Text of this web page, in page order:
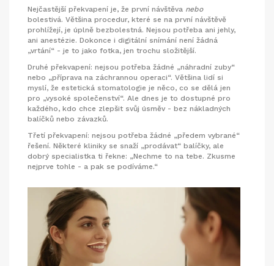
Nejčastější překvapení je, že první návštěva nebo
bolestivá. Většina procedur, které se na první návštěvě
prohlížejí, je úplně bezbolestná. Nejsou potřeba ani jehly,
ani anestézie. Dokonce i digitální snímání není žádná
„vrtání“ - je to jako fotka, jen trochu složitější.
Druhé překvapení: nejsou potřeba žádné „náhradní zuby“
nebo „příprava na záchrannou operaci“. Většina lidí si
myslí, že estetická stomatologie je něco, co se dělá jen
pro „vysoké společenství“. Ale dnes je to dostupné pro
každého, kdo chce zlepšit svůj úsměv - bez nákladných
balíčků nebo závazků.
Třetí překvapení: nejsou potřeba žádné „předem vybrané“
řešení. Některé kliniky se snaží „prodávat“ balíčky, ale
dobrý specialistka ti řekne: „Nechme to na tebe. Zkusme
nejprve tohle - a pak se podíváme.“